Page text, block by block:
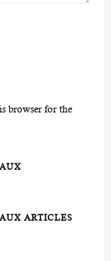
browser for the
ARTICLES